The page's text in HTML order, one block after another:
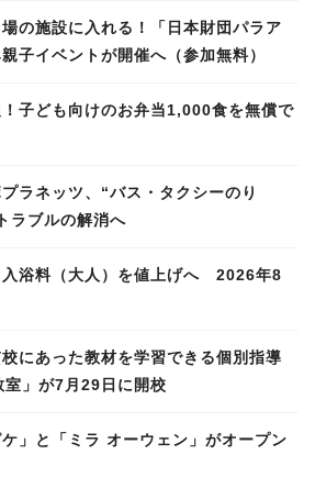
の施設に入れる！「日本財団パラア
子イベントが開催へ（参加無料）
子ども向けのお弁当1,000食を無償で
ラネッツ、“バス・タクシーのり
ラブルの解消へ
入浴料（大人）を値上げへ 2026年8
にあった教材を学習できる個別指導
室」が7月29日に開校
」と「ミラ オーウェン」がオープン